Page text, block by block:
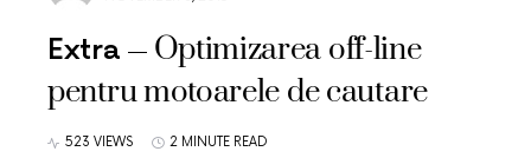
Extra
Optimizarea off-line
pentru motoarele de cautare
523 VIEWS 2 MINUTE READ